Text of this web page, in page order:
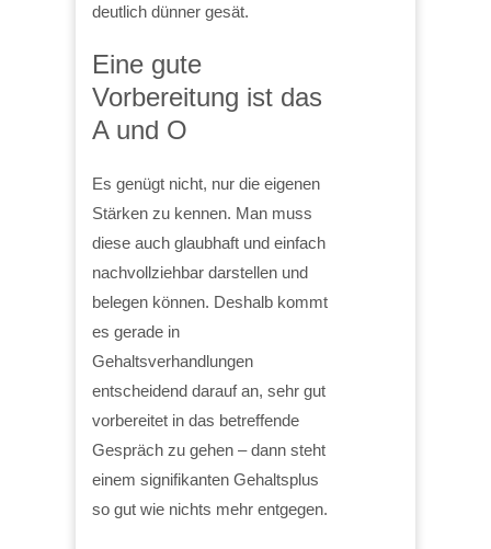
deutlich dünner gesät.
Eine gute
Vorbereitung ist das
A und O
Es genügt nicht, nur die eigenen
Stärken zu kennen. Man muss
diese auch glaubhaft und einfach
nachvollziehbar darstellen und
belegen können. Deshalb kommt
es gerade in
Gehaltsverhandlungen
entscheidend darauf an, sehr gut
vorbereitet in das betreffende
Gespräch zu gehen – dann steht
einem signifikanten Gehaltsplus
so gut wie nichts mehr entgegen.